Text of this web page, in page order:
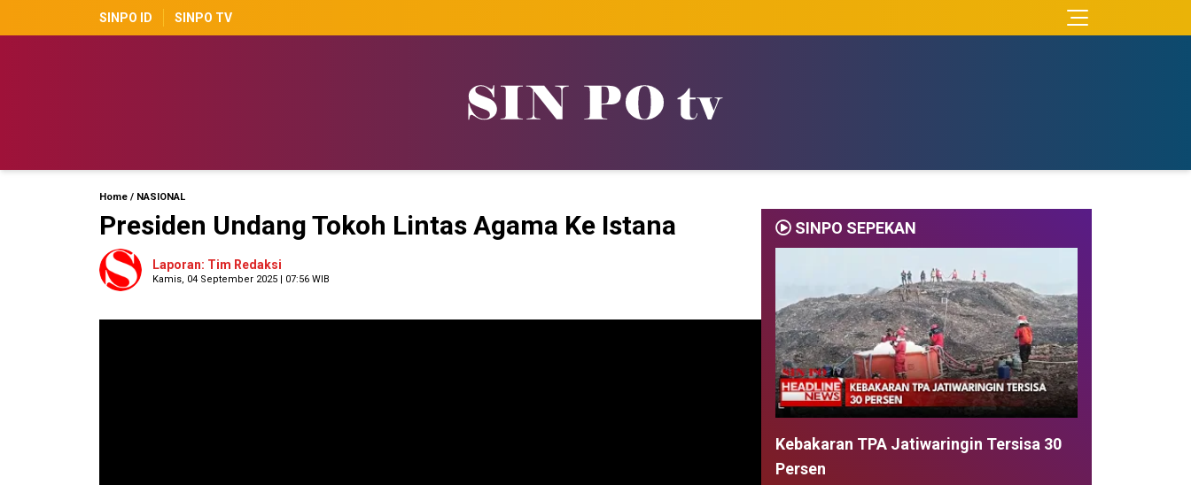
SINPO ID SINPO TV
Home / NASIONAL
Presiden Undang Tokoh Lintas Agama Ke Istana
Laporan: Tim Redaksi
Kamis, 04 September 2025 | 07:56 WIB
SINPO SEPEKAN
Kebakaran TPA Jatiwaringin Tersisa 30
Persen